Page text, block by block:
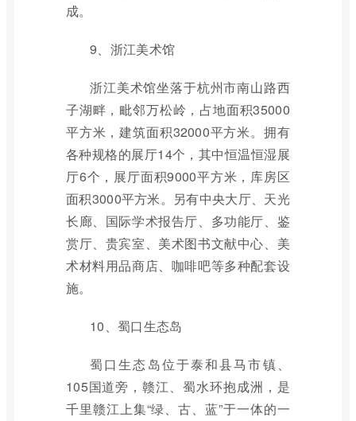
成。
9、浙江美术馆
浙江美术馆坐落于杭州市南山路西
子湖畔，毗邻万松岭，占地面积35000
平方米，建筑面积32000平方米。拥有
各种规格的展厅14个，其中恒温恒湿展
厅6个，展厅面积9000平方米，库房区
面积3000平方米。另有中央大厅、天光
长廊、国际学术报告厅、多功能厅、鉴
赏厅、贵宾室、美术图书文献中心、美
术材料用品商店、咖啡吧等多种配套设
施。
10、蜀口生态岛
蜀口生态岛位于泰和县马市镇、
105国道旁，赣江、蜀水环抱成洲，是
千里赣江上集“绿、古、蓝”于一体的一